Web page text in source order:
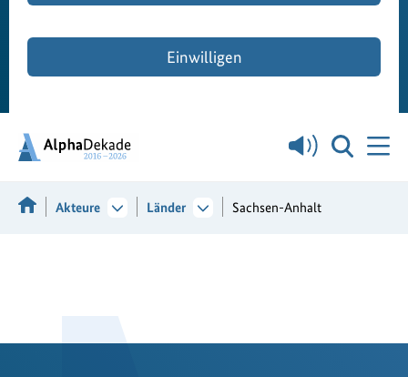
Einwilligen
Akteure Länder Sachsen-Anhalt